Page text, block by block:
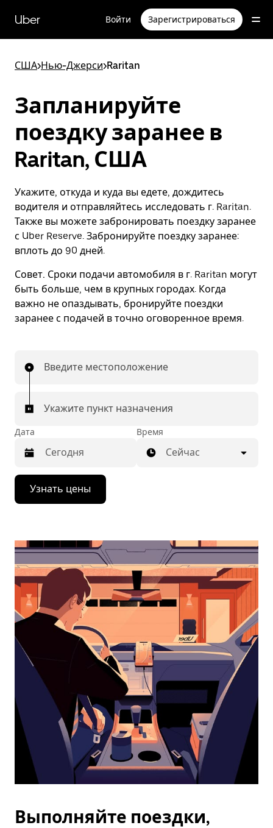
перейти
к
Uber Войти Зарегистрироваться
США>Нью-Джерси>Raritan
Запланируйте
поездку заранее в
Raritan, США
Укажите, откуда и куда вы едете, дождитесь
водителя и отправляйтесь исследовать г. Raritan.
Также вы можете забронировать поездку заранее
с Uber Reserve. Забронируйте поездку заранее:
вплоть до 90 дней.
Совет. Сроки подачи автомобиля в г. Raritan могут
быть больше, чем в крупных городах. Когда
важно не опаздывать, бронируйте поездки
заранее с подачей в точно оговоренное время.
Введите местоположение
Укажите пункт назначения
Дата
Нажмите
стрелку
вниз,
календарю
выбрать
дату.
Чтобы
закрыть
календарь,
нажмите
Esc.
Время
Сейчас
Узнать цены
Выполняйте поездки,